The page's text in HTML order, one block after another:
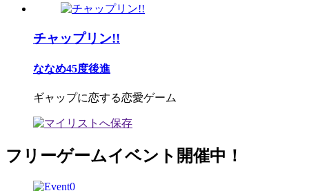
チャップリン!!
ななめ45度後進
ギャップに恋する恋愛ゲーム
フリーゲームイベント開催中！